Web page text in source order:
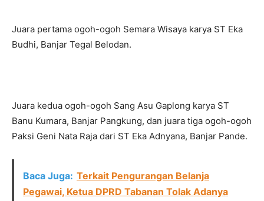
Juara pertama ogoh-ogoh Semara Wisaya karya ST Eka
Budhi, Banjar Tegal Belodan.
Juara kedua ogoh-ogoh Sang Asu Gaplong karya ST
Banu Kumara, Banjar Pangkung, dan juara tiga ogoh-ogoh
Paksi Geni Nata Raja dari ST Eka Adnyana, Banjar Pande.
Baca Juga: Terkait Pengurangan Belanja
Pegawai, Ketua DPRD Tabanan Tolak Adanya